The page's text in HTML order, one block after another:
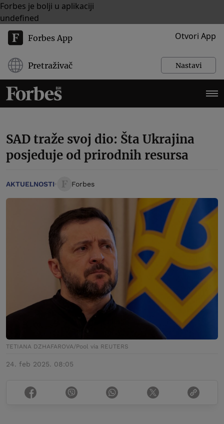
Forbes je bolji u aplikaciji
undefined
Forbes App Otvori App
Pretraživač Nastavi
SAD traže svoj dio: Šta Ukrajina
posjeduje od prirodnih resursa
AKTUELNOSTI Forbes
TETIANA DZHAFAROVA/Pool via REUTERS
24. feb 2025. 08:05